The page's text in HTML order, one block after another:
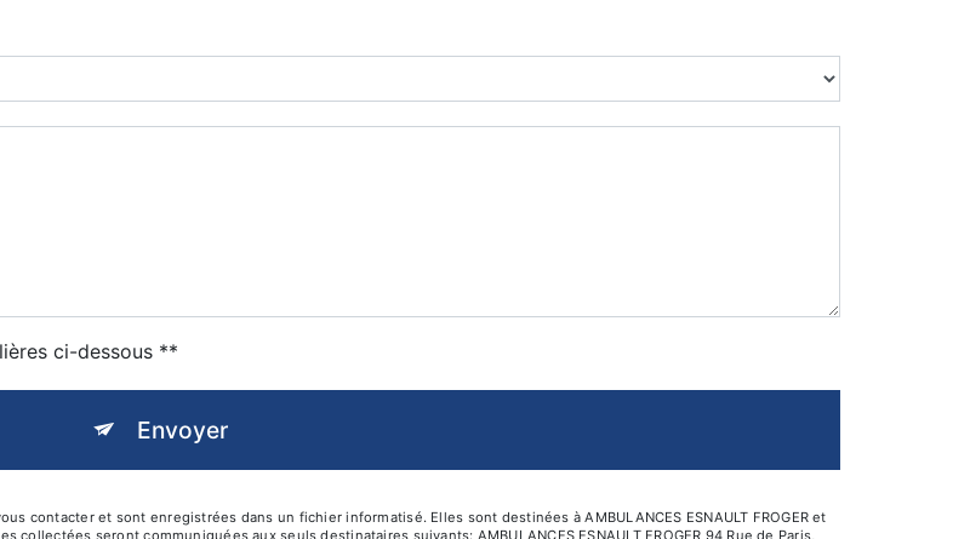
ci-dessous **
Envoyer
contacter et sont enregistrées dans un fichier informatisé. Elles sont destinées à AMBULANCES ESNAULT FROGER et
seront communiquées aux seuls destinataires suivants: AMBULANCES ESNAULT FROGER 94 Rue de Paris,